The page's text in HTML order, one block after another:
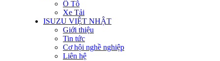
Ô Tô
Xe Tải
ISUZU VIỆT NHẬT
Giới thiệu
Tin tức
Cơ hội nghề nghiệp
Liên hệ